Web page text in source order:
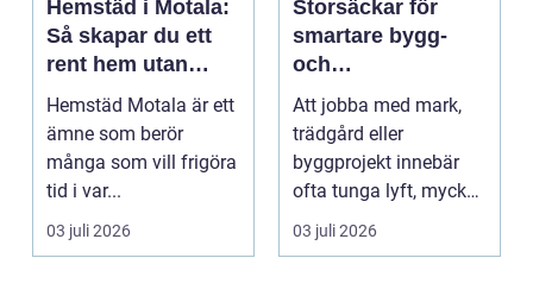
Hemstäd i Motala:
Så skapar du ett
rent hem utan
stress
Hemstäd Motala är ett
ämne som berör
många som vill frigöra
tid i var...
03 juli 2026
Storsäckar för
smartare bygg-
och
trädgårdsprojekt
Att jobba med mark,
trädgård eller
byggprojekt innebär
ofta tunga lyft, mycket
logis...
03 juli 2026